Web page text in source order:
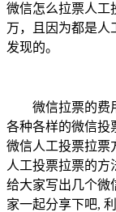
微信怎么拉票人工
万，且因为都是人
发现的。
微信拉票的费用
各种各样的微信投
微信人工投票拉票
人工投票拉票的方
给大家写出几个微
家一起分享下吧,